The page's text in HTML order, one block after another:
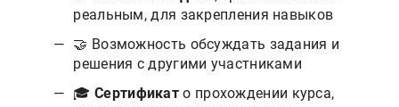
реальным, для закрепления навыков
🤝 Возможность обсуждать задания и
решения с другими участниками
🎓 Сертификат о прохождении курса,